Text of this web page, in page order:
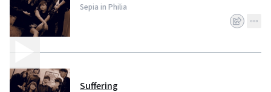
Sepia in Philia
Suffering